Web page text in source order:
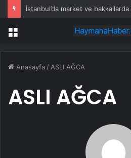
Menü
Anasayfa /ASLI AĞCA
ASLI AĞCA